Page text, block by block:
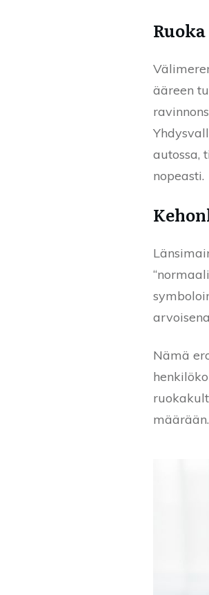
ääreen
autossa,
nopeasti.
Nämä
määrään.